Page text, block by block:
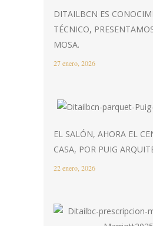
DITAILBCN ES
TÉCNICO,
MOSA.
27 enero, 2026
EL SALÓN, AHORA EL
CASA, POR PUIG
22 enero, 2026